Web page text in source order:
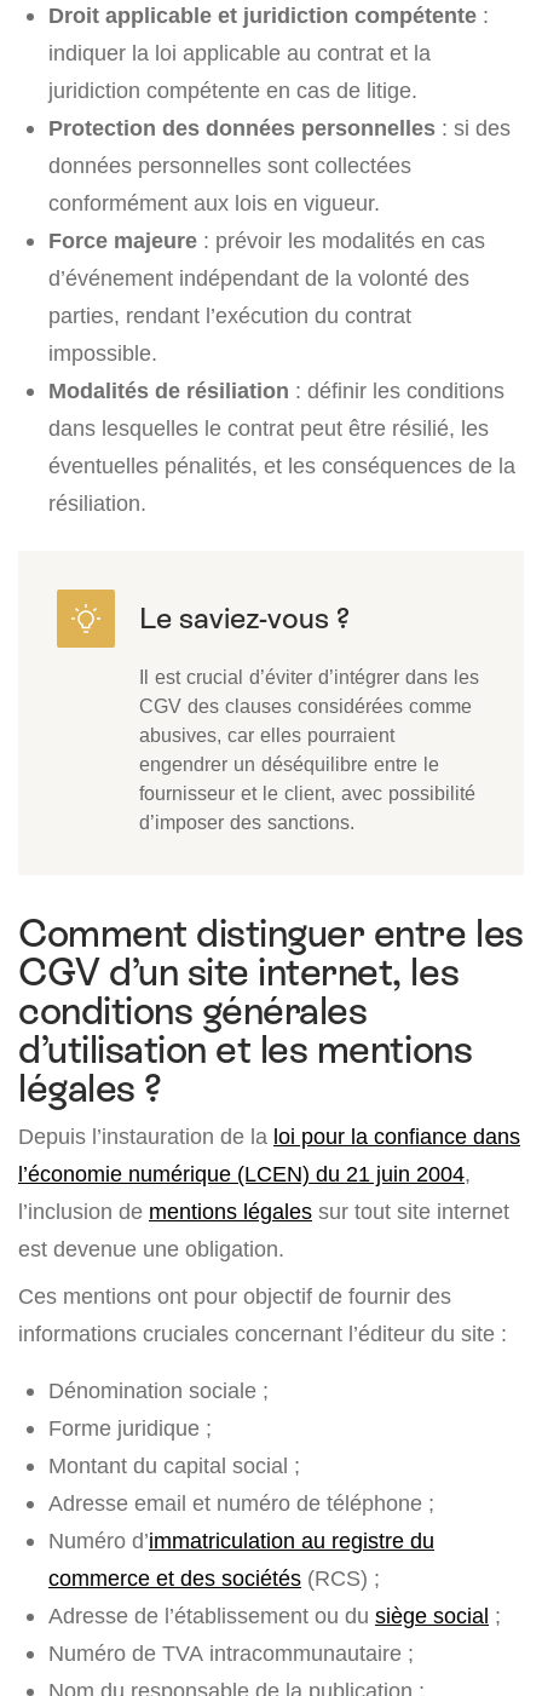
Droit applicable et juridiction compétente :
indiquer la loi applicable au contrat et la
juridiction compétente en cas de litige.
Protection des données personnelles : si des
données personnelles sont collectées
conformément aux lois en vigueur.
Force majeure : prévoir les modalités en cas
d’événement indépendant de la volonté des
parties, rendant l’exécution du contrat
impossible.
Modalités de résiliation : définir les conditions
dans lesquelles le contrat peut être résilié, les
éventuelles pénalités, et les conséquences de la
résiliation.
Il est crucial d’éviter d’intégrer dans les
CGV des clauses considérées comme
abusives, car elles pourraient
engendrer un déséquilibre entre le
fournisseur et le client, avec possibilité
d’imposer des sanctions.
Comment distinguer entre les
CGV d’un site internet, les
conditions générales
d’utilisation et les mentions
légales ?
Depuis l’instauration de la loi pour la confiance dans
l’économie numérique (LCEN) du 21 juin 2004,
l’inclusion de mentions légales sur tout site internet
est devenue une obligation.
Ces mentions ont pour objectif de fournir des
informations cruciales concernant l’éditeur du site :
Dénomination sociale ;
Forme juridique ;
Montant du capital social ;
Adresse email et numéro de téléphone ;
Numéro d’immatriculation au registre du
commerce et des sociétés (RCS) ;
Adresse de l’établissement ou du siège social ;
Numéro de TVA intracommunautaire ;
Nom du responsable de la publication ;